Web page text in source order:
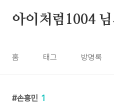
아이처럼1004
홈 태그 방명록
손흥민 1